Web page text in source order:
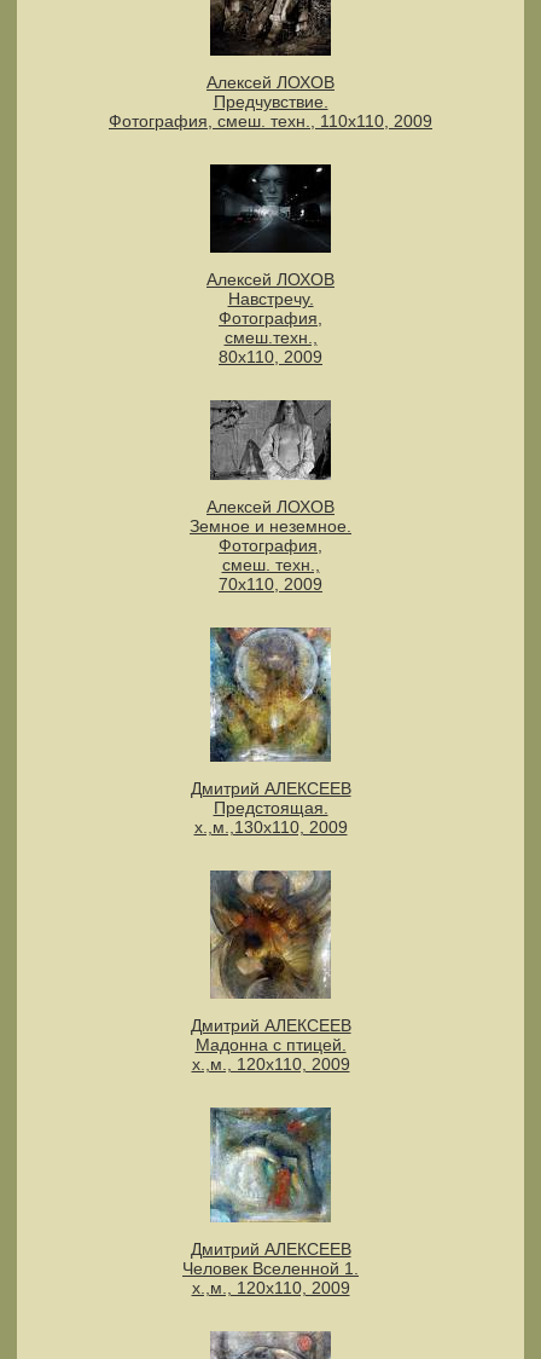
Алексей ЛОХОВ
Предчувствие.
Фотография, смеш. техн., 110х110, 2009
Алексей ЛОХОВ
Навстречу.
Фотография,
смеш.техн.,
80х110, 2009
Алексей ЛОХОВ
Земное и неземное.
Фотография,
смеш. техн.,
70х110, 2009
Дмитрий АЛЕКСЕЕВ
Предстоящая.
х.,м.,130х110, 2009
Дмитрий АЛЕКСЕЕВ
Мадонна с птицей.
х.,м., 120х110, 2009
Дмитрий АЛЕКСЕЕВ
Человек Вселенной 1.
х.,м., 120х110, 2009